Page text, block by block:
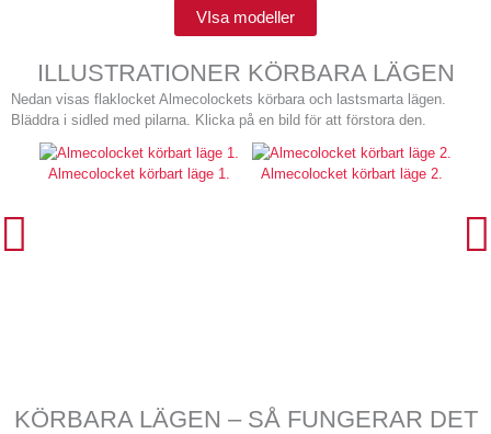
VIsa modeller
ILLUSTRATIONER KÖRBARA LÄGEN
Nedan visas flaklocket Almecolockets körbara och lastsmarta lägen.
Bläddra i sidled med pilarna. Klicka på en bild för att förstora den.
Almecolocket körbart läge 1. Almecolocket körbart läge 2.
KÖRBARA LÄGEN – SÅ FUNGERAR DET